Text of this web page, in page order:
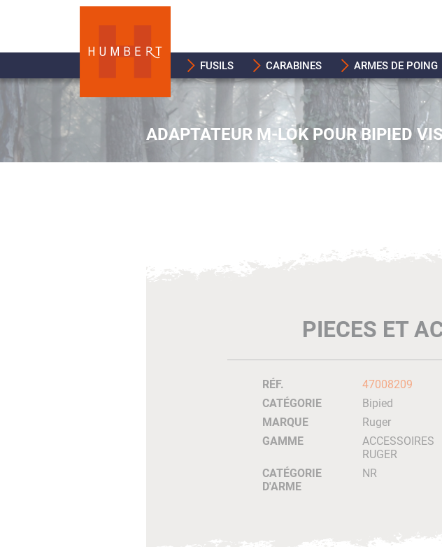
FUSILS CARABINES ARMES DE POING
ADAPTATEUR M-LOK POUR BIPIED
PIECES ET
RÉF.
47008209
CATÉGORIE
Bipied
MARQUE
Ruger
GAMME
ACCESSOIRES
RUGER
CATÉGORIE
D'ARME
NR